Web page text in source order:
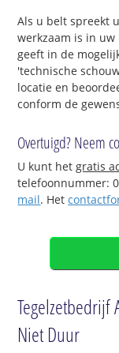
Als u belt spreekt
werkzaam is in
geeft in de
'technische
locatie en
conform de
Overtuigd? Neem
U kunt hetgratis
telefoonnummer:
mail. Het
Tegelzetbedrijf
Niet Duur